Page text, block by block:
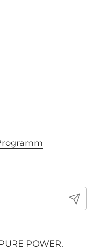
POWER.